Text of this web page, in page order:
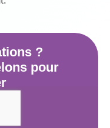
?
pour